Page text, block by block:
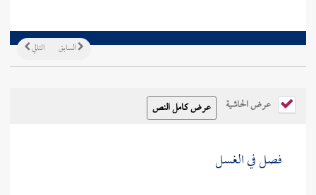
التالي السابق
عرض الحاشية
فصل في الغسل